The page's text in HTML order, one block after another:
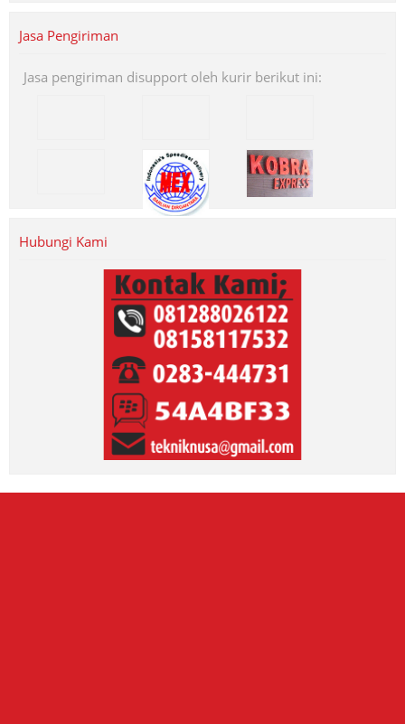
Jasa Pengiriman
Jasa pengiriman disupport oleh kurir berikut ini:
Hubungi Kami